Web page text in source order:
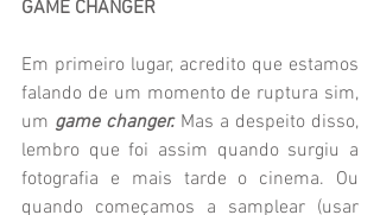
GAME CHANGER
Em primeiro lugar, acredito que estamos
falando de um momento de ruptura sim,
um game changer. Mas a despeito disso,
lembro que foi assim quando surgiu a
fotografia e mais tarde o cinema. Ou
quando começamos a samplear (usar